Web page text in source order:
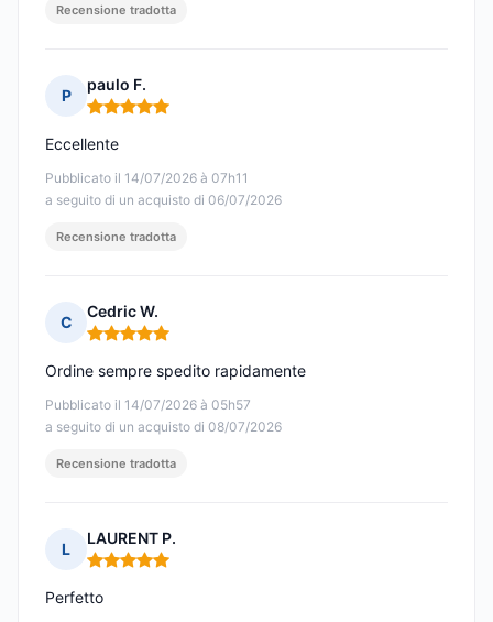
Recensione tradotta
P
paulo F.
Nota: 5 su 5
Pubblicato il 14/07/2026 à 07h11
a seguito di un acquisto di 06/07/2026
Eccellente
Recensione tradotta
C
Cedric W.
Nota: 5 su 5
Pubblicato il 14/07/2026 à 05h57
a seguito di un acquisto di 08/07/2026
Ordine sempre spedito rapidamente
Recensione tradotta
L
LAURENT P.
Nota: 5 su 5
Perfetto